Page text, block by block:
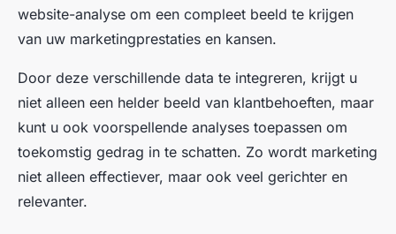
website-analyse om een compleet beeld te krijgen
van uw marketingprestaties en kansen.
Door deze verschillende data te integreren, krijgt u
niet alleen een helder beeld van klantbehoeften, maar
kunt u ook voorspellende analyses toepassen om
toekomstig gedrag in te schatten. Zo wordt marketing
niet alleen effectiever, maar ook veel gerichter en
relevanter.